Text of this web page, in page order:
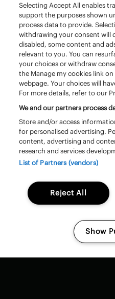
van het laatste
Pinkpop altijd
De timetable, al het
persoonlijke
ticketwallet bij de hand.
in de details wilt
ontdekken: de Pinkpop
festivalmaatje.
Pinkpop 2026 op jouw
iOS
Selecting Accept All enables
support the purposes shown
process data to provide.
withdrawing your consent will
disabled, some content and
relevant to you. You can
your choices or withdraw
the Manage my cookies link
webpage. Your choices will
For more details, refer to our
We and our partners process
Store and/or access
for personalised advertising.
content, advertising and
research and services
List of Partners (vendors)
Reject All
Show